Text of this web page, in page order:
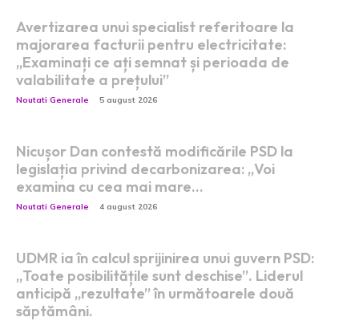
Avertizarea unui specialist referitoare la
majorarea facturii pentru electricitate:
„Examinați ce ați semnat și perioada de
valabilitate a prețului”
Noutati Generale 5 august 2026
Nicușor Dan contestă modificările PSD la
legislația privind decarbonizarea: „Voi
examina cu cea mai mare…
Noutati Generale 4 august 2026
UDMR ia în calcul sprijinirea unui guvern PSD:
„Toate posibilitățile sunt deschise”. Liderul
anticipă „rezultate” în următoarele două
săptămâni.